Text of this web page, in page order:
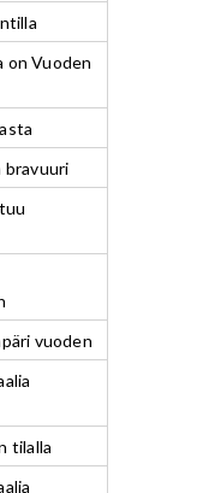
on Vuoden
bravuuri
vuoden
tilalla